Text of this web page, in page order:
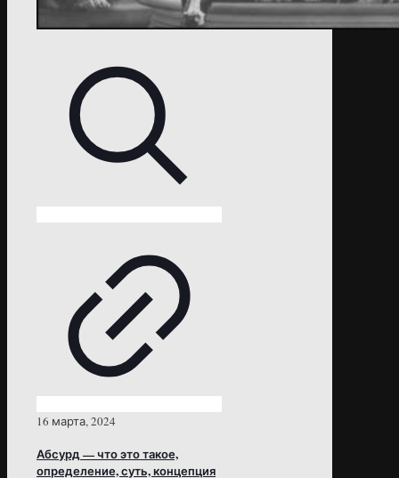
16 марта, 2024
Абсурд — что это такое,
определение, суть, концепция